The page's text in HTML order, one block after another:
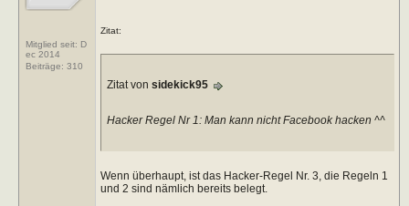
Mitglied seit: D
ec 2014
Beiträge: 310
Zitat:
Zitat von sidekick95
Hacker Regel Nr 1: Man kann nicht Facebook hacken ^^
Wenn überhaupt, ist das Hacker-Regel Nr. 3, die Regeln 1
und 2 sind nämlich bereits belegt.